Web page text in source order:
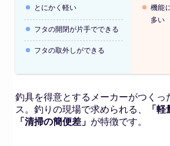
とにかく軽い
フタの開閉が片手でできる
フタの取外しができる
機能
多い
釣具を得意とするメーカーがつくっ
ス。釣りの現場で求められる、
「
「清掃の簡便差」 が特徴です。